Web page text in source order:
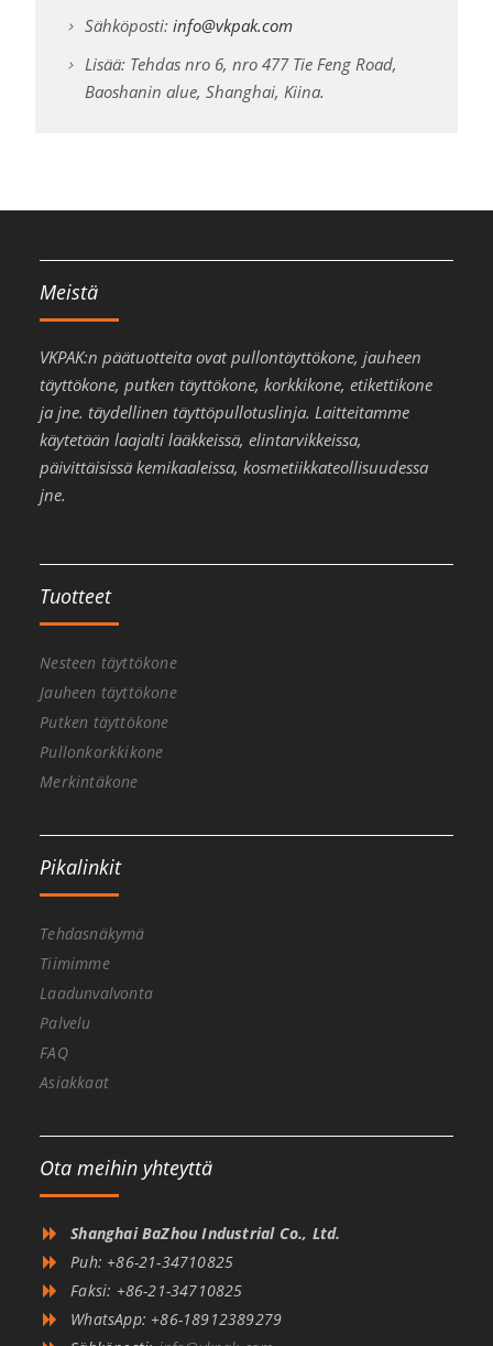
Sähköposti: info@vkpak.com
Lisää: Tehdas nro 6, nro 477 Tie Feng Road,
Baoshanin alue, Shanghai, Kiina.
Meistä
VKPAK:n päätuotteita ovat pullontäyttökone, jauheen
täyttökone, putken täyttökone, korkkikone, etikettikone
ja jne. täydellinen täyttöpullotuslinja. Laitteitamme
käytetään laajalti lääkkeissä, elintarvikkeissa,
päivittäisissä kemikaaleissa, kosmetiikkateollisuudessa
jne.
Tuotteet
Nesteen täyttökone
Jauheen täyttökone
Putken täyttökone
Pullonkorkkikone
Merkintäkone
Pikalinkit
Tehdasnäkymä
Tiimimme
Laadunvalvonta
Palvelu
FAQ
Asiakkaat
Ota meihin yhteyttä
Shanghai BaZhou Industrial Co., Ltd.
Puh: +86-21-34710825
Faksi: +86-21-34710825
WhatsApp: +86-18912389279